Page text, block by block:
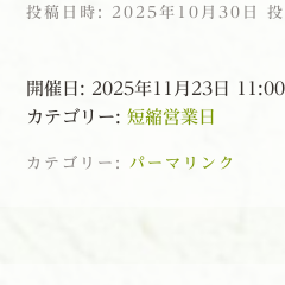
投稿日時: 2025年10月30日
開催日: 2025年11月23日
カテゴリー: 短縮営業日
カテゴリー: パーマリンク